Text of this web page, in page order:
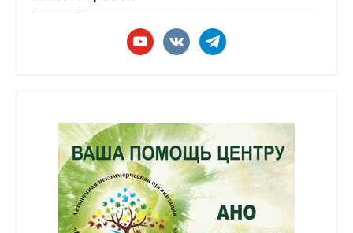
youtubevkontaktetelegram